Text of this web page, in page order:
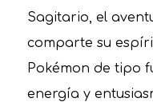
Sagitario, el
comparte su
Pokémon de tipo
energía y